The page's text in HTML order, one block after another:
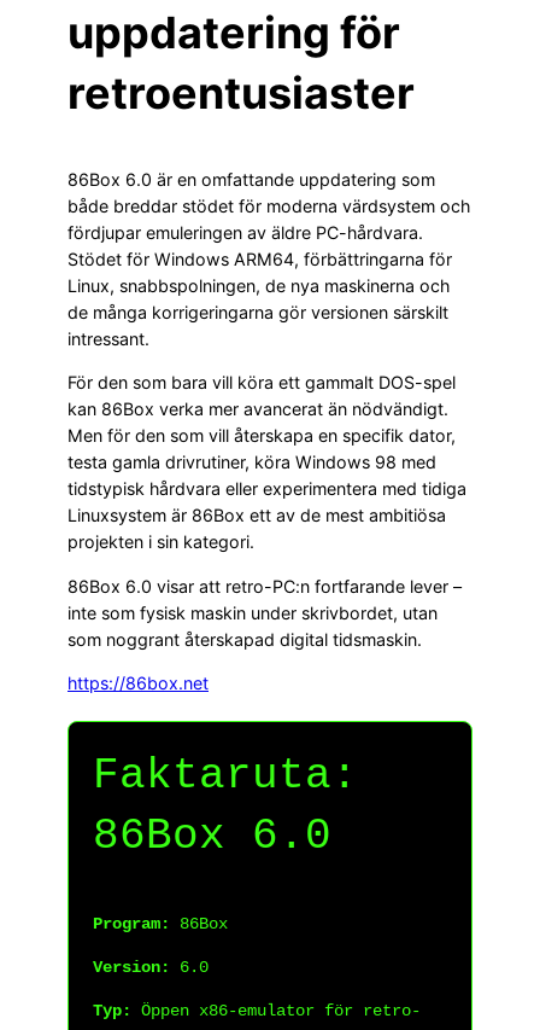
uppdatering för
retroentusiaster
86Box 6.0 är en omfattande uppdatering som
både breddar stödet för moderna värdsystem och
fördjupar emuleringen av äldre PC-hårdvara.
Stödet för Windows ARM64, förbättringarna för
Linux, snabbspolningen, de nya maskinerna och
de många korrigeringarna gör versionen särskilt
intressant.
För den som bara vill köra ett gammalt DOS-spel
kan 86Box verka mer avancerat än nödvändigt.
Men för den som vill återskapa en specifik dator,
testa gamla drivrutiner, köra Windows 98 med
tidstypisk hårdvara eller experimentera med tidiga
Linuxsystem är 86Box ett av de mest ambitiösa
projekten i sin kategori.
86Box 6.0 visar att retro-PC:n fortfarande lever –
inte som fysisk maskin under skrivbordet, utan
som noggrant återskapad digital tidsmaskin.
https://86box.net
Faktaruta:
86Box 6.0
Program: 86Box
Version: 6.0
Typ:
Öppen x86-emulator för retro-